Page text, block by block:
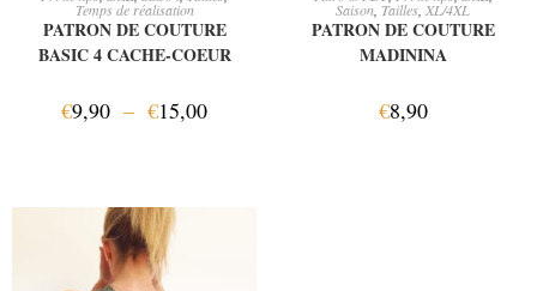
Temps de réalisation
PATRON DE COUTURE
BASIC 4 CACHE-COEUR
€9,90 – €15,00
Saison Tailles XL/4XL
PATRON DE COUTURE
MADININA
€8,90